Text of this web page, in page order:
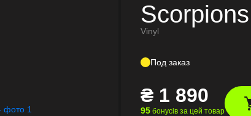
Vinyl
Под заказ
₴ 1 890
95 бонусів за цей товар